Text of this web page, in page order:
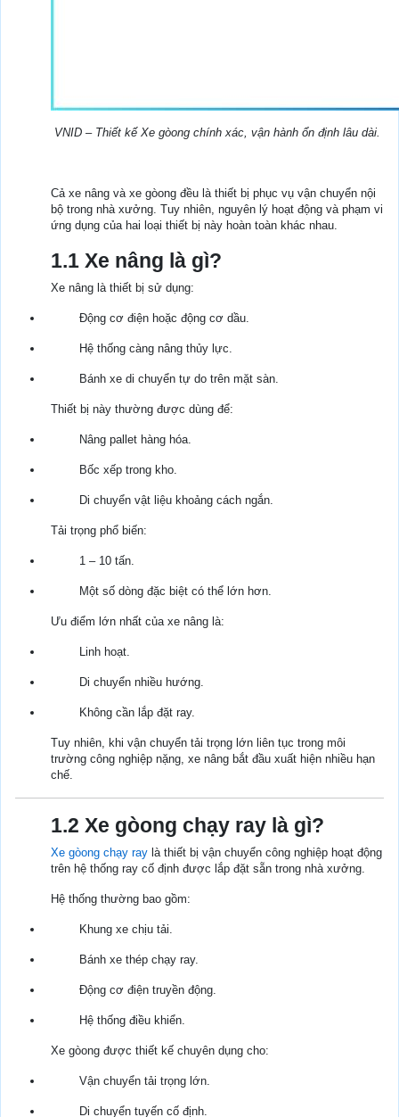
VNID – Thiết kế Xe gòong chính xác, vận hành ổn định lâu dài.
Cả xe nâng và xe gòong đều là thiết bị phục vụ vận chuyển nội
bộ trong nhà xưởng. Tuy nhiên, nguyên lý hoạt động và phạm vi
ứng dụng của hai loại thiết bị này hoàn toàn khác nhau.
1.1 Xe nâng là gì?
Xe nâng là thiết bị sử dụng:
Động cơ điện hoặc động cơ dầu.
Hệ thống càng nâng thủy lực.
Bánh xe di chuyển tự do trên mặt sàn.
Thiết bị này thường được dùng để:
Nâng pallet hàng hóa.
Bốc xếp trong kho.
Di chuyển vật liệu khoảng cách ngắn.
Tải trọng phổ biến:
1 – 10 tấn.
Một số dòng đặc biệt có thể lớn hơn.
Ưu điểm lớn nhất của xe nâng là:
Linh hoạt.
Di chuyển nhiều hướng.
Không cần lắp đặt ray.
Tuy nhiên, khi vận chuyển tải trọng lớn liên tục trong môi
trường công nghiệp nặng, xe nâng bắt đầu xuất hiện nhiều hạn
chế.
1.2 Xe gòong chạy ray là gì?
Xe gòong chạy ray là thiết bị vận chuyển công nghiệp hoạt động
trên hệ thống ray cố định được lắp đặt sẵn trong nhà xưởng.
Hệ thống thường bao gồm:
Khung xe chịu tải.
Bánh xe thép chạy ray.
Động cơ điện truyền động.
Hệ thống điều khiển.
Xe gòong được thiết kế chuyên dụng cho:
Vận chuyển tải trọng lớn.
Di chuyển tuyến cố định.